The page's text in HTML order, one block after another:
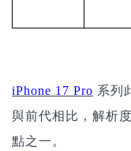
iPhone 17 Pro 系列
與前代相比，解析
點之一。